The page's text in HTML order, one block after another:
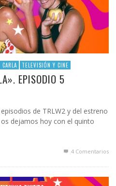
TELEVISIÓN Y CINE
EPISODIO 5
de TRLW2 y del estreno
dejamos hoy con el quinto
4 Comentarios